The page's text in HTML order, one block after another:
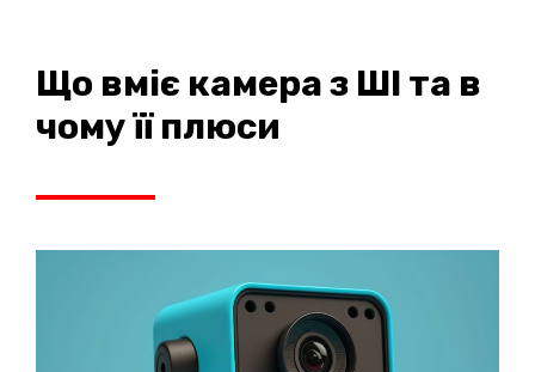
Що вміє камера з ШІ та в
чому її плюси